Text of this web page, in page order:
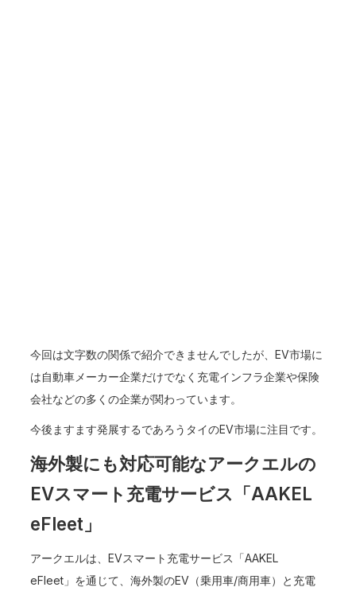
今回は文字数の関係で紹介できませんでしたが、EV市場に
は自動車メーカー企業だけでなく充電インフラ企業や保険
会社などの多くの企業が関わっています。
今後ますます発展するであろうタイのEV市場に注目です。
海外製にも対応可能なアークエルの
EVスマート充電サービス「AAKEL
eFleet」
アークエルは、EVスマート充電サービス「AAKEL
eFleet」を通じて、海外製のEV（乗用車/商用車）と充電